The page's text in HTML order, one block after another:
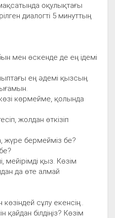
оқулықтағы
диалогті 5 минуттың
мен өскенде де ең ідемі
ең әдемі қызсың.
көрмейме, қолында
жолдан өткізіп
жүре бермейміз бе?
мейірімді қыз. Көзім
да өте алмай
сұлу екенсің..
білдіңіз? Көзім